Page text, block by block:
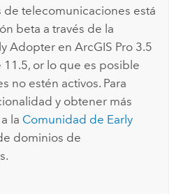
telecomunicaciones está
beta a través de la
Adopter enArcGIS Pro 3.5
11.5, or lo que es posible
no estén activos. Para
y obtener más
la Comunidad de Early
dominios de